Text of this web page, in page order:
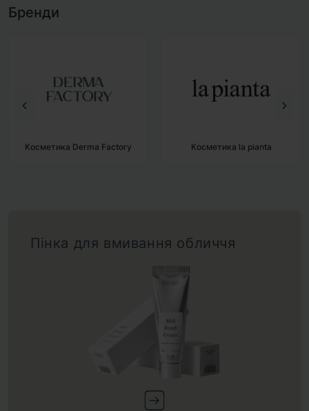
Бренди
Косметика Derma Factory Косметика la pianta
Пінка для вмивання обличчя